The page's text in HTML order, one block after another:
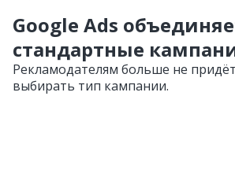
Google Ads
стандартные
Рекламодателям больше не
выбирать тип кампании.